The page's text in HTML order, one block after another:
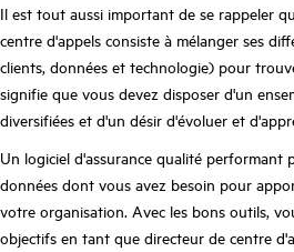
Il est tout aussi important de se rappeler
centre d'appels consiste à mélanger ses
clients, données et technologie) pour
signifie que vous devez disposer d'un
diversifiées et d'un désir d'évoluer et
Un logiciel d'assurance qualité performant
données dont vous avez besoin pour
votre organisation. Avec les bons outils,
objectifs en tant que directeur de centre